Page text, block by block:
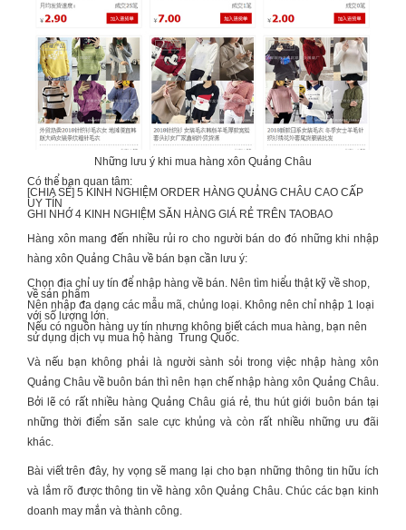
Những lưu ý khi mua hàng xôn Quảng Châu
Có thể bạn quan tâm:
[CHIA SẺ] 5 KINH NGHIỆM ORDER HÀNG QUẢNG CHÂU CAO CẤP
UY TÍN
GHI NHỚ 4 KINH NGHIỆM SĂN HÀNG GIÁ RẺ TRÊN TAOBAO
Hàng xôn mang đến nhiều rủi ro cho người bán do đó những khi nhập
hàng xôn Quảng Châu về bán bạn cần lưu ý:
Chọn địa chỉ uy tín để nhập hàng về bán. Nên tìm hiểu thật kỹ về shop,
về sản phẩm
Nên nhập đa dạng các mẫu mã, chủng loại. Không nên chỉ nhập 1 loại
với số lượng lớn.
Nếu có nguồn hàng uy tín nhưng không biết cách mua hàng, bạn nên
sử dụng dịch vụ mua hộ hàng Trung Quốc.
Và nếu bạn không phải là người sành sỏi trong việc nhậphàng xôn
Quảng Châuvề buôn bán thì nên hạn chế nhập hàng xôn Quảng Châu.
Bởi lẽ có rất nhiều hàng Quảng Châu giá rẻ, thu hút giới buôn bán tại
những thời điểm săn sale cực khủng và còn rất nhiều những ưu đãi
khác.
Bài viết trên đây, hy vọng sẽ mang lại cho bạn những thông tin hữu ích
và lắm rõ được thông tin về hàng xôn Quảng Châu . Chúc các bạn kinh
doanh may mắn và thành công.